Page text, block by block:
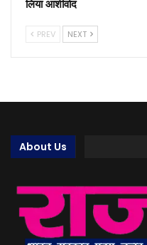
लिया आशीर्वाद
PREV NEXT
About Us